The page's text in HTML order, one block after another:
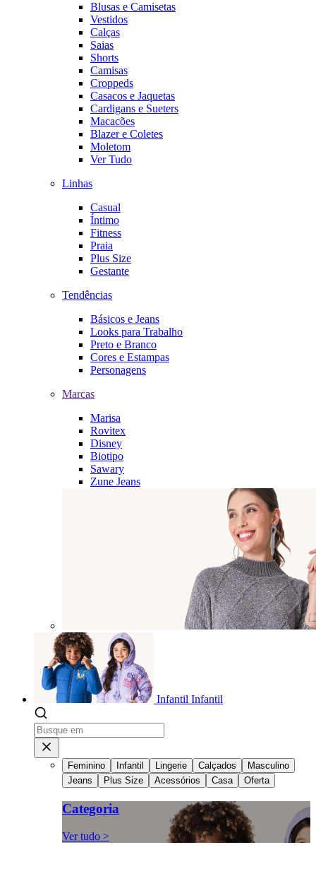
Blusas e Camisetas
Vestidos
Calças
Saias
Shorts
Camisas
Croppeds
Casacos e Jaquetas
Cardigans e Sueters
Macacões
Blazer e Coletes
Moletom
Ver Tudo
Linhas
Casual
Íntimo
Fitness
Praia
Plus Size
Gestante
Tendências
Básicos e Jeans
Looks para Trabalho
Preto e Branco
Cores e Estampas
Personagens
Marcas
Marisa
Rovitex
Disney
Biotipo
Sawary
Zune Jeans
Infantil Infantil
Feminino Infantil Lingerie Calçados
Masculino
Jeans
Plus Size Acessórios Casa Oferta
Categoria
Ver tudo >